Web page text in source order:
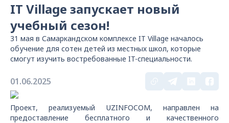
IT Village запускает новый
учебный сезон!
31 мая в Самаркандском комплексе IT Village началось
обучение для сотен детей из местных школ, которые
смогут изучить востребованные IT-специальности.
01.06.2025
Проект, реализуемый UZINFOCOM, направлен на
предоставление бесплатного и качественного